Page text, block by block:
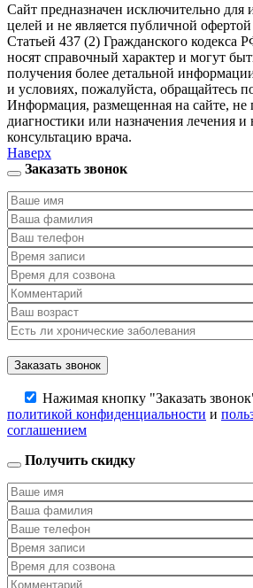
Сайт предназначен исключительно
целей и не является публичной
Статьей 437 (2) Гражданского кодекса
носят справочный характер и могут
получения более детальной
и условиях, пожалуйста, обращайтесь
Информация, размещенная на сайте, не
диагностики или назначения лечения и
консультацию врача.
Наверх
Заказать звонок
Нажимая кнопку "Заказать
политикой конфиденциальности и
соглашением
Получить скидку